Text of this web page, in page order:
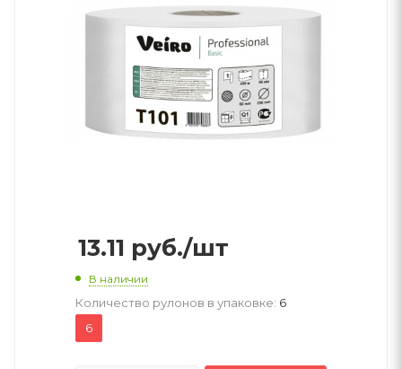
13.11 руб./шт
В наличии
Количество рулонов в упаковке: 6
6